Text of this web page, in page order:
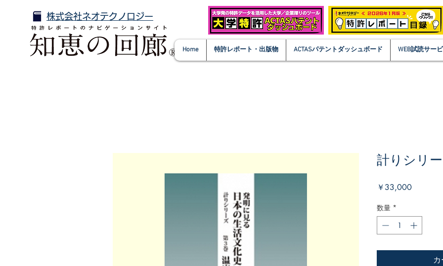
株式会社ネオテクノロジー
Home 特許レポート・出版物 ACTASパテントダッシュボード WEB試読サー
計りシリ
￥33,000価
数量 *